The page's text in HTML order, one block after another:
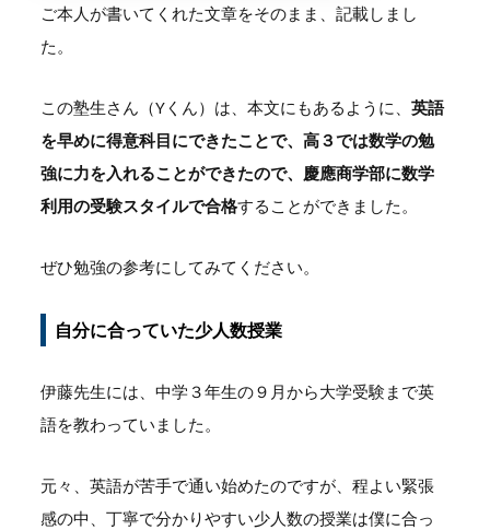
ご本人が書いてくれた文章をそのまま、記載しまし
た。
この塾生さん（Yくん）は、本文にもあるように、 英語
を早めに得意科目にできたことで、高３では数学の勉
強に力を入れることができたので、慶應商学部に数学
利用の受験スタイルで合格することができました。
ぜひ勉強の参考にしてみてください。
自分に合っていた少人数授業
伊藤先生には、中学３年生の９月から大学受験まで英
語を教わっていました。
元々、英語が苦手で通い始めたのですが、程よい緊張
感の中、丁寧で分かりやすい少人数の授業は僕に合っ